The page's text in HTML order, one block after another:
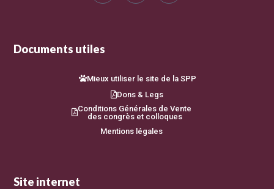
Documents utiles
Mieux utiliser le site de la SPP
Dons & Legs
Conditions Générales de Vente
des congrès et colloques
Mentions légales
Site internet